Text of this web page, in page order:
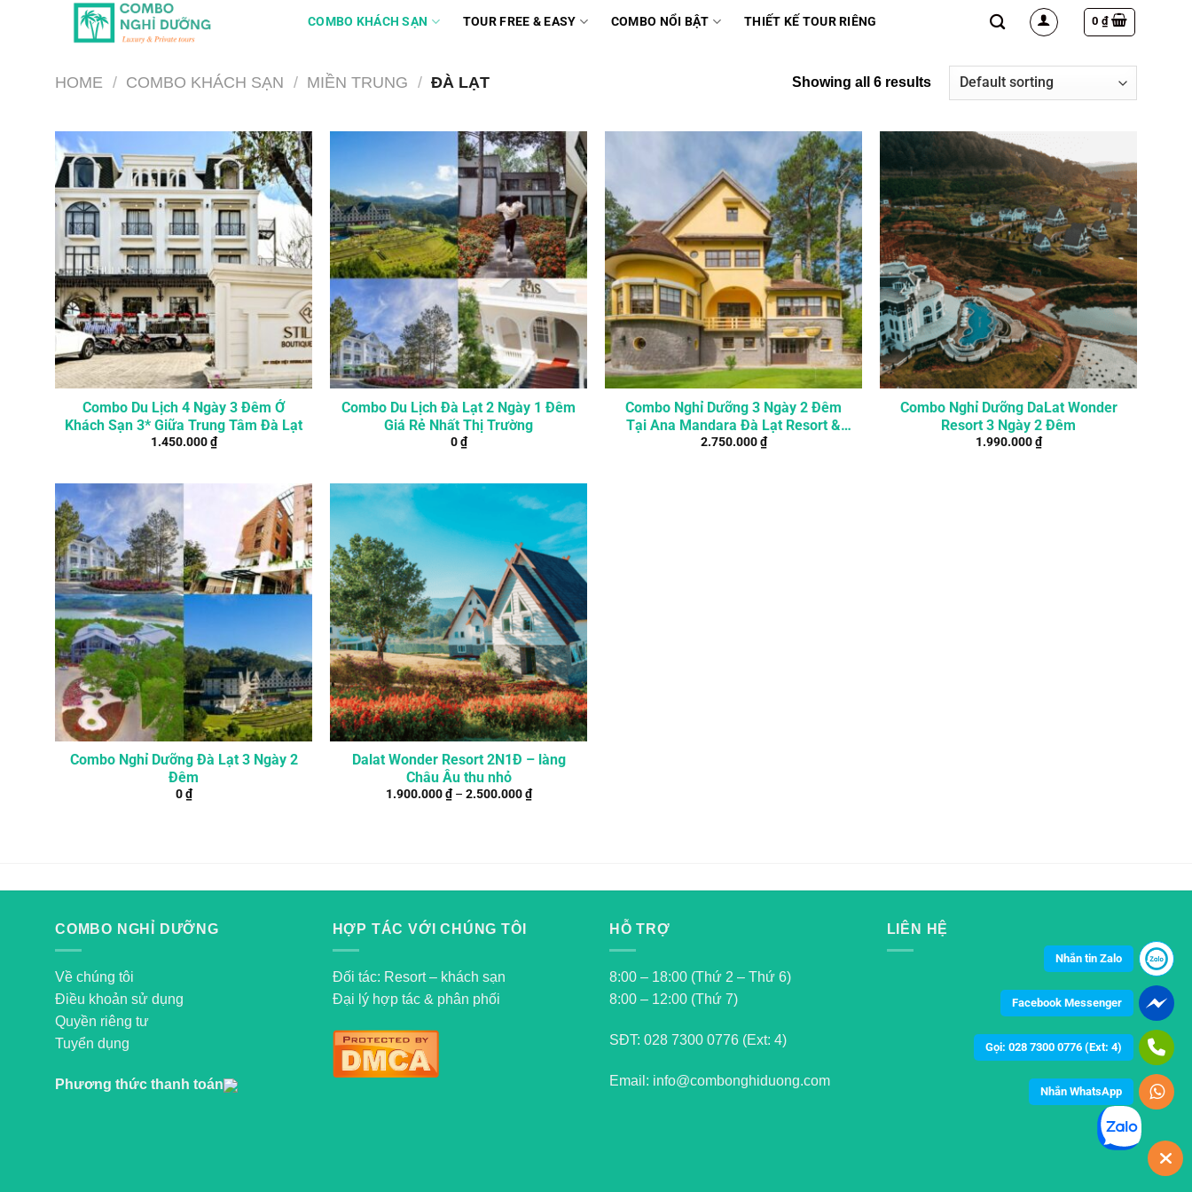
COMBO KHÁCH SẠN TOUR FREE & EASY COMBO NỔI BẬT THIẾT KẾ TOUR RIÊNG 0 ₫
HOME / COMBO KHÁCH SẠN / MIỀN TRUNG / ĐÀ LẠT Showing all 6 results
Combo Du Lịch 4 Ngày 3 Đêm Ở
Khách Sạn 3* Giữa Trung Tâm Đà Lạt
1.450.000₫
Combo Du Lịch Đà Lạt 2 Ngày 1 Đêm
Giá Rẻ Nhất Thị Trường
0₫
Combo Nghỉ Dưỡng 3 Ngày 2 Đêm
Tại Ana Mandara Đà Lạt Resort &
Spa
2.750.000₫
Combo Nghỉ Dưỡng DaLat Wonder
Resort 3 Ngày 2 Đêm
1.990.000₫
Combo Nghỉ Dưỡng Đà Lạt 3 Ngày 2
Đêm
0₫
Dalat Wonder Resort 2N1Đ – làng
Châu Âu thu nhỏ
1.900.000₫– 2.500.000₫
COMBO NGHỈ DƯỠNG
Về chúng tôi
Điều khoản sử dụng
Quyền riêng tư
Tuyển dụng
Phương thức thanh toán
HỢP TÁC VỚI CHÚNG TÔI
Đối tác: Resort – khách sạn
Đại lý hợp tác & phân phối
HỖ TRỢ
8:00 – 18:00 (Thứ 2 – Thứ 6)
8:00 – 12:00 (Thứ 7)
SĐT: 028 7300 0776 (Ext: 4)
Email: info@combonghiduong.com
LIÊN HỆ
Nhắn tin Zalo
Facebook Messenger
Gọi: 028 7300 0776 (Ext: 4)
Nhắn WhatsApp